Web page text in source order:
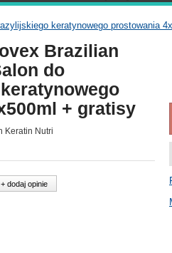
keratynowego prostowania
Brazilian
do
+ gratisy
Keratin Nutri
+ dodaj opinie